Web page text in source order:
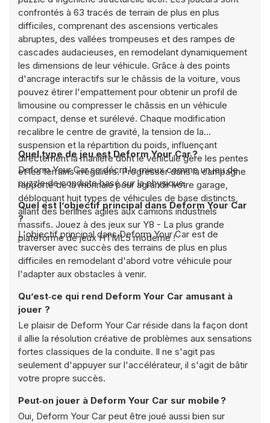
confrontés à 63 tracés de terrain de plus en plus
difficiles, comprenant des ascensions verticales
abruptes, des vallées trompeuses et des rampes de
cascades audacieuses, en remodelant dynamiquement
les dimensions de leur véhicule. Grâce à des points
d'ancrage interactifs sur le châssis de la voiture, vous
pouvez étirer l'empattement pour obtenir un profil de
limousine ou compresser le châssis en un véhicule
compact, dense et surélevé. Chaque modification
recalibre le centre de gravité, la tension de la
suspension et la répartition du poids, influençant
directement la manière dont le véhicule gère les pentes
et les terrains irréguliers. Progresser dans la campagne
rapporte de la monnaie pour agrandir votre garage,
débloquant huit types de véhicules de base distincts,
allant des berlines agiles aux camions industriels
massifs. Jouez à des jeux sur Y8 - La plus grande
plateforme de jeux HTML5 moderne !
Quel type de jeu est Deform Your Car ?
Deform Your Car se décrit le mieux comme un jeu de
puzzle de conduite basé sur la physique.
Quel est l’objectif principal dans Deform Your Car
?
L'objectif principal dans Deform Your Car est de
traverser avec succès des terrains de plus en plus
difficiles en remodelant d'abord votre véhicule pour
l'adapter aux obstacles à venir.
Qu’est‑ce qui rend Deform Your Car amusant à
jouer ?
Le plaisir de Deform Your Car réside dans la façon dont
il allie la résolution créative de problèmes aux sensations
fortes classiques de la conduite. Il ne s'agit pas
seulement d'appuyer sur l'accélérateur, il s'agit de bâtir
votre propre succès.
Peut‑on jouer à Deform Your Car sur mobile ?
Oui, Deform Your Car peut être joué aussi bien sur